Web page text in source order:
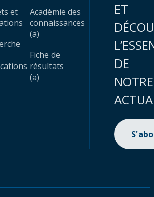
et
Académie des
connaissances
(a)
Fiche de
résultats
(a)
ET
DE
NOTRE